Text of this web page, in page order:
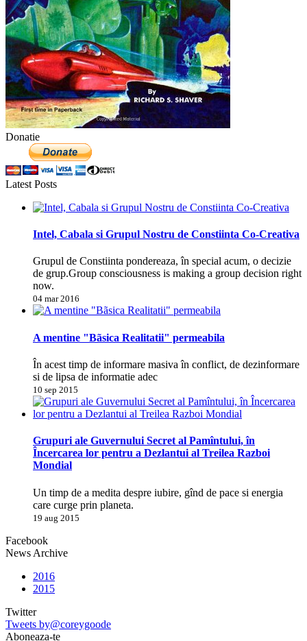
Donatie
Latest Posts
Intel, Cabala si Grupul Nostru de Constiinta Co-Creativa
Grupul de Constiinta pondereaza, în special acum, o decizie
de grup.Group consciousness is making a group decision right
now.
04 mar 2016
A mentine "Bãsica Realitatii" permeabila
În acest timp de informare masiva în conflict, de dezinformare
si de lipsa de informatie adec
10 sep 2015
Grupuri ale Guvernului Secret al Pamîntului, în
Încercarea lor pentru a Dezlantui al Treilea Razboi
Mondial
Un timp de a medita despre iubire, gînd de pace si energia
care curge prin planeta.
19 aug 2015
Facebook
News Archive
2016
2015
Twitter
Tweets by@coreygoode
Aboneaza-te